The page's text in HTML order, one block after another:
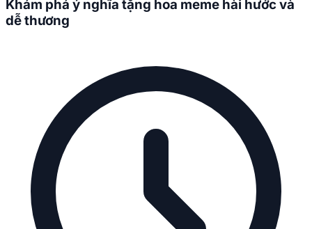
Khám phá ý nghĩa tặng hoa meme hài hước và
dễ thương